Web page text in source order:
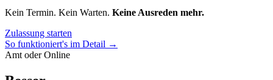
Kein Termin. Kein Warten. Keine Ausreden mehr.
Zulassung starten
So funktioniert's im Detail →
Amt oder Online